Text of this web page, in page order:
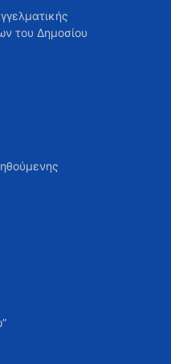
του Δημοσίου